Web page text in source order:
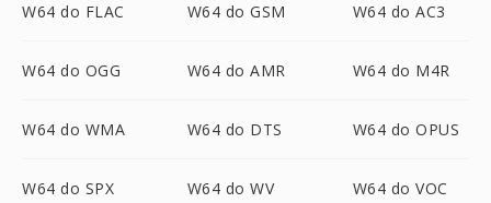
W64 do FLAC W64 do GSM W64 do AC3
W64 do OGG W64 do AMR W64 do M4R
W64 do WMA W64 do DTS W64 do OPUS
W64 do SPX W64 do WV W64 do VOC